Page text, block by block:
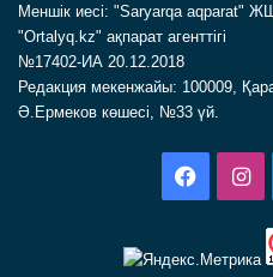
Меншік иесі: "Saryarqa aqparat"
"Ortalyq.kz" ақпарат агенттігі
№17402-ИА 20.12.2018
Редакция мекенжайы: 100009,
Ә.Ермеков көшесі, №33 үй.